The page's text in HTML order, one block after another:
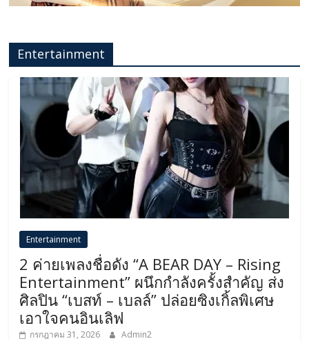
Entertainment
Entertainment
2 ค่ายเพลงชื่อดัง “A BEAR DAY – Rising
Entertainment” ผนึกกำลังครั้งสำคัญ ส่ง
ศิลปิน “เบสท์ – เบลล์” ปล่อยซิงเกิ้ลพิเศษ
เอาใจคนอินเลิฟ
กรกฎาคม 31, 2026 Admin2